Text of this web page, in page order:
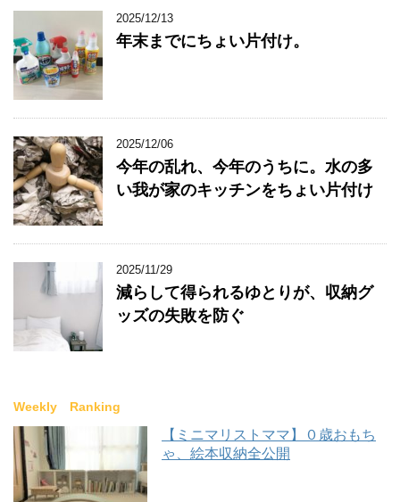
2025/12/13
年末までにちょい片付け。
2025/12/06
今年の乱れ、今年のうちに。水の多
い我が家のキッチンをちょい片付け
2025/11/29
減らして得られるゆとりが、収納グ
ッズの失敗を防ぐ
Weekly Ranking
【ミニマリストママ】０歳おもち
ゃ、絵本収納全公開